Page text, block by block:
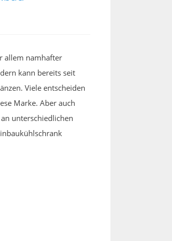
allem namhafter
kann bereits seit
Viele entscheiden
Marke. Aber auch
unterschiedlichen